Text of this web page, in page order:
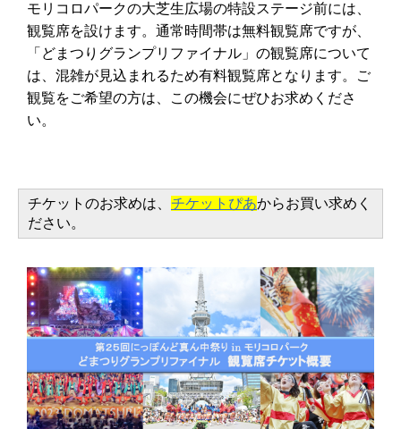
モリコロパークの大芝生広場の特設ステージ前には、
観覧席を設けます。通常時間帯は無料観覧席ですが、
「どまつりグランプリファイナル」の観覧席について
は、混雑が見込まれるため有料観覧席となります。ご
観覧をご希望の方は、この機会にぜひお求めくださ
い。
チケットのお求めは、 チケットぴあからお買い求めく
ださい。